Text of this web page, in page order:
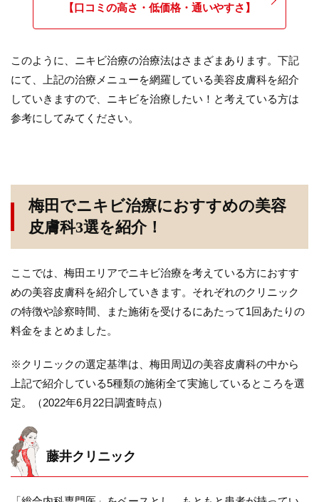
【口コミの高さ・低価格・通いやすさ】
このように、ニキビ治療の治療法はさまざまあります。下記
にて、上記の治療メニューを網羅している美容皮膚科を紹介
していきますので、ニキビを治療したい！と考えている方は
参考にしてみてください。
梅田でニキビ治療におすすめの美容
皮膚科3選を紹介！
ここでは、梅田エリアでニキビ治療を考えている方におすす
めの美容皮膚科を紹介していきます。それぞれのクリニック
の特徴や診察時間、また施術を受けるにあたって1回あたりの
料金をまとめました。
※クリニックの選定基準は、梅田周辺の美容皮膚科の中から
上記で紹介している5種類の施術全て実施しているところを選
定。（2022年6月22日調査時点）
藤井クリニック